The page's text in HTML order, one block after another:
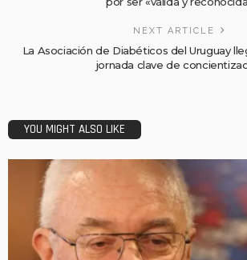
NEXT ARTICLE
La Asociación de Diabéticos del Uruguay
jornada clave de
YOU MIGHT ALSO LIKE